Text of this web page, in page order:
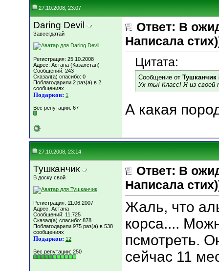
27.10.2008, 23:07
Daring Devil
Завсегдатай
Регистрация: 25.10.2008
Адрес: Астана (Казахстан)
Сообщений: 243
Сказал(а) спасибо: 0
Поблагодарили 2 раз(а) в 2
сообщениях
Подарков: 1
Вес репутации: 67
Ответ: В
Написала
Цитата:
Сообщение от Тушканчик
Ух ты! Класс! Я из своей
А какая
27.10.2008, 23:14
Тушканчик
В доску свой
Регистрация: 11.06.2007
Адрес: Астана
Сообщений: 11,725
Сказал(а) спасибо: 878
Поблагодарили 975 раз(а) в 538
сообщениях
Подарков: 12
Вес репутации: 250
Ответ: В
Написала
Жаль, что
корса....
псмотреть.
сейчас 11